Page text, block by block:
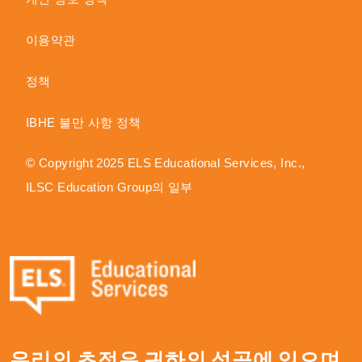
이용약관
정책
IBHE 불만 사항 정책
© Copyright 2025 ELS Educational Services, Inc.,
ILSC Education Group의 일부